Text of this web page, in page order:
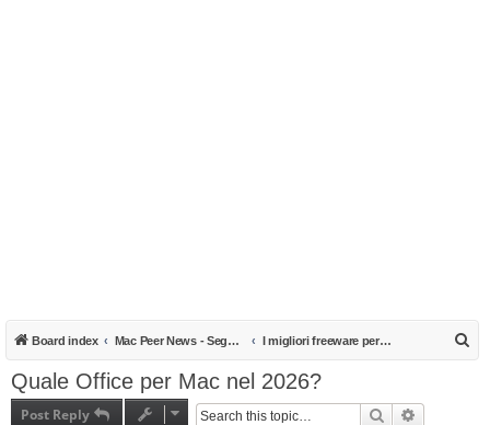
Board index Mac Peer News - Segnalazioni, notizie, recensioni I migliori freeware per il Mac
Quale Office per Mac nel 2026?
Post Reply Search